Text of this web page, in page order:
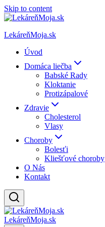
Skip to content
LekáreňMoja.sk
Úvod
Domáca liečba
Babské Rady
Kloktanie
Protizápalové
Zdravie
Cholesterol
Vlasy
Choroby
Bolesťi
Kliešťové choroby
O Nás
Kontakt
LekáreňMoja.sk